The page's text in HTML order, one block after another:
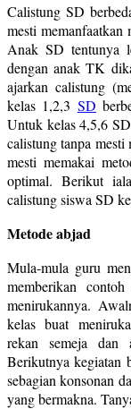
Calistung SD
mesti memanfaatkan
Anak SD tentunya
dengan anak TK
ajarkan calistung
kelas 1,2,3 SD
Untuk kelas 4,5,6
calistung tanpa mesti
mesti memakai
optimal. Berikut
calistung siswa SD
Metode abjad
Mula-mula guru
memberikan
menirukannya.
kelas buat
rekan semeja dan
Berikutnya kegiatan
sebagian konsonan
yang bermakna.